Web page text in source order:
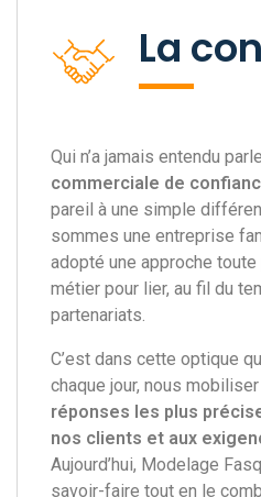
La
Qui n’a jamais entendu
commerciale de
pareil à une simple
sommes une entreprise
adopté une approche
métier pour lier, au fil du
partenariats.
C’est dans cette optique
chaque jour, nous
réponses les plus
nos clients et aux
Aujourd’hui, Modelage
savoir-faire tout en le